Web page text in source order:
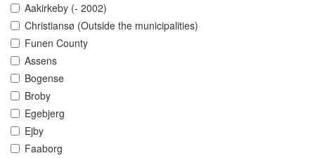
Aakirkeby (- 2002)
Christiansø (Outside the municipalities)
Funen County
Assens
Bogense
Broby
Egebjerg
Ejby
Faaborg